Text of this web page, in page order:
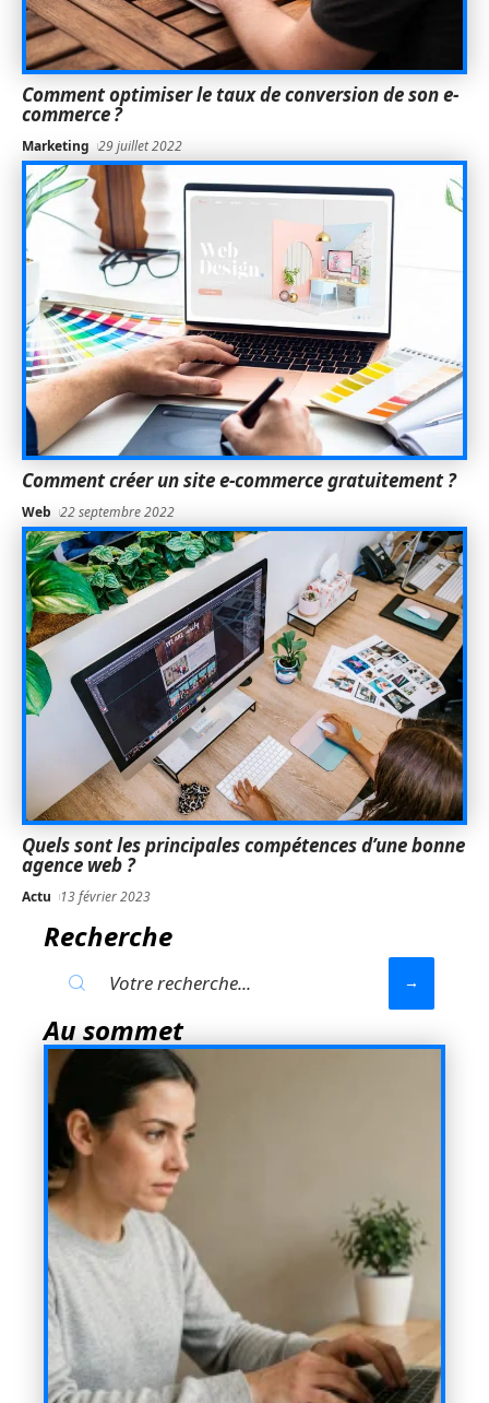
Comment optimiser le taux de conversion de son e-
commerce ?
Marketing 29 juillet 2022
Comment créer un site e-commerce gratuitement ?
Web 22 septembre 2022
Quels sont les principales compétences d’une bonne
agence web ?
Actu 13 février 2023
Recherche
Au sommet